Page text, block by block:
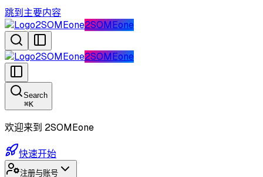
跳到主要内容
2SOMEone2SOMEone
2SOMEone2SOMEone
Search
⌘K
欢迎来到 2SOMEone
快速开始
注册与账号